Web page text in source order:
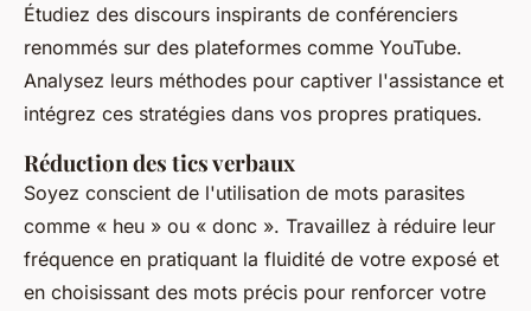
Étudiez des discours inspirants de conférenciers
renommés sur des plateformes comme YouTube.
Analysez leurs méthodes pour captiver l'assistance et
intégrez ces stratégies dans vos propres pratiques.
Réduction des tics verbaux
Soyez conscient de l'utilisation de mots parasites
comme « heu » ou « donc ». Travaillez à réduire leur
fréquence en pratiquant la fluidité de votre exposé et
en choisissant des mots précis pour renforcer votre